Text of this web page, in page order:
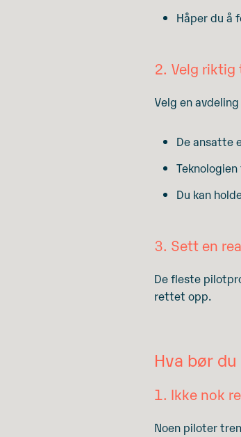
Håper du å
2. Velg riktig
Velg en
De ansatte
Du kan
3. Sett en
De fleste
rettet opp.
Hva bør
1. Ikke nok
Noen piloter